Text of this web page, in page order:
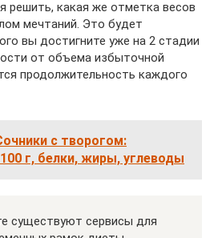
решить, какая же отметка весов
мечтаний. Это будет
вы достигните уже на 2 стадии
от объема избыточной
продолжительность каждого
с творогом:
г, белки, жиры, углеводы
существуют сервисы для